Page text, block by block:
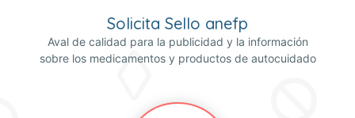
Solicita Sello anefp
Aval de calidad para la publicidad y la información
sobre los medicamentos y productos de autocuidado